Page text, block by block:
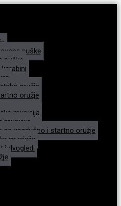
puške
puške
oružje
oružje
municija
municija
za vazdušno i startno oružje
municija
i dvogledi